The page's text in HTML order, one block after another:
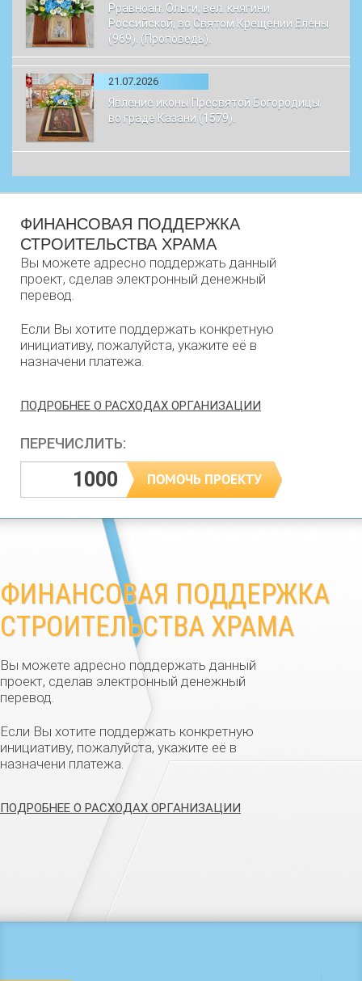
Рравноап. Ольги, вел. княгини
Российской, во Святом Крещении Елены
(969). (Проповедь).
21.07.2026
Явление иконы Пресвятой Богородицы
во граде Казани (1579).
ФИНАНСОВАЯ ПОДДЕРЖКА
СТРОИТЕЛЬСТВА ХРАМА
Вы можете адресно поддержать данный
проект, сделав электронный денежный
перевод.
Если Вы хотите поддержать конкретную
инициативу, пожалуйста, укажите её в
назначени платежа.
ПОДРОБНЕЕ О РАСХОДАХ ОРГАНИЗАЦИИ
ПЕРЕЧИСЛИТЬ:
ФИНАНСОВАЯ ПОДДЕРЖКА
СТРОИТЕЛЬСТВА ХРАМА
Вы можете адресно поддержать данный
проект, сделав электронный денежный
перевод.
Если Вы хотите поддержать конкретную
инициативу, пожалуйста, укажите её в
назначени платежа.
ПОДРОБНЕЕ О РАСХОДАХ ОРГАНИЗАЦИИ